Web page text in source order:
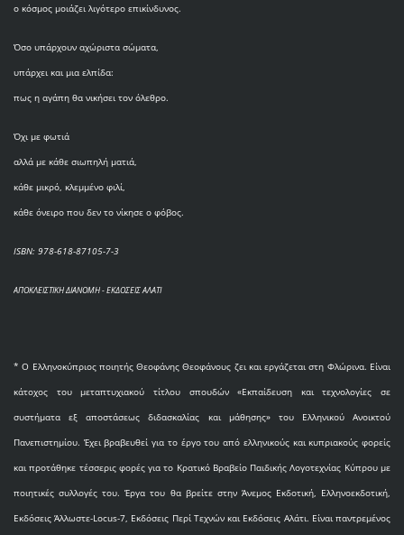
ο κόσμος μοιάζει λιγότερο επικίνδυνος.
Όσο υπάρχουν αχώριστα σώματα,
υπάρχει και μια ελπίδα:
πως η αγάπη θα νικήσει τον όλεθρο.
Όχι με φωτιά
αλλά με κάθε σιωπηλή ματιά,
κάθε μικρό, κλεμμένο φιλί,
κάθε όνειρο που δεν το νίκησε ο φόβος.
ISBN: 978-618-87105-7-3
ΑΠΟΚΛΕΙΣΤΙΚΗ ΔΙΑΝΟΜΗ - ΕΚΔΟΣΕΙΣ ΑΛΑΤΙ
* O Eλληνοκύπριος ποιητής Θεοφάνης Θεοφάνους ζει και εργάζεται στη Φλώρινα. Είναι
κάτοχος του μεταπτυχιακού τίτλου σπουδών «Εκπαίδευση και τεχνολογίες σε
συστήματα εξ αποστάσεως διδασκαλίας και μάθησης» του Ελληνικού Ανοικτού
Πανεπιστημίου. Έχει βραβευθεί για το έργο του από ελληνικούς και κυπριακούς φορείς
και προτάθηκε τέσσερις φορές για το Κρατικό Βραβείο Παιδικής Λογοτεχνίας Κύπρου με
ποιητικές συλλογές του. Έργα του θα βρείτε στην Άνεμος Εκδοτική, Ελληνοεκδοτική,
Εκδόσεις Άλλωστε-Locus-7, Εκδόσεις Περί Τεχνών και Εκδόσεις Αλάτι. Είναι παντρεμένος